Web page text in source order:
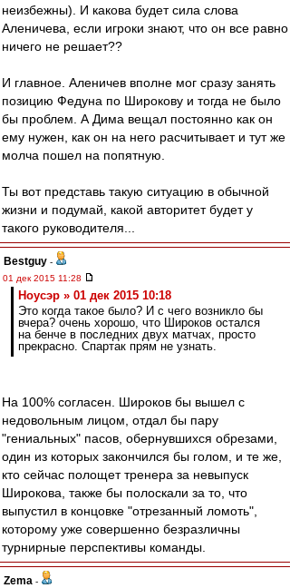
неизбежны). И какова будет сила слова
Аленичева, если игроки знают, что он все равно
ничего не решает??
И главное. Аленичев вполне мог сразу занять
позицию Федуна по Широкову и тогда не было
бы проблем. А Дима вещал постоянно как он
ему нужен, как он на него расчитывает и тут же
молча пошел на попятную.
Ты вот представь такую ситуацию в обычной
жизни и подумай, какой авторитет будет у
такого руководителя...
Bestguy -
01 дек 2015 11:28
Ноусэр » 01 дек 2015 10:18
Это когда такое было? И с чего возникло бы
вчера? очень хорошо, что Широков остался
на бенче в последних двух матчах, просто
прекрасно. Спартак прям не узнать.
На 100% согласен. Широков бы вышел с
недовольным лицом, отдал бы пару
"гениальных" пасов, обернувшихся обрезами,
один из которых закончился бы голом, и те же,
кто сейчас полощет тренера за невыпуск
Широкова, также бы полоскали за то, что
выпустил в концовке "отрезанный ломоть",
которому уже совершенно безразличны
турнирные перспективы команды.
Zema -